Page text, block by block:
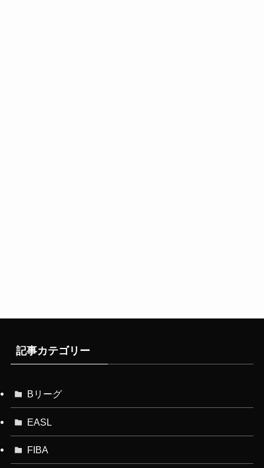
記事カテゴリー
Bリーグ
EASL
FIBA